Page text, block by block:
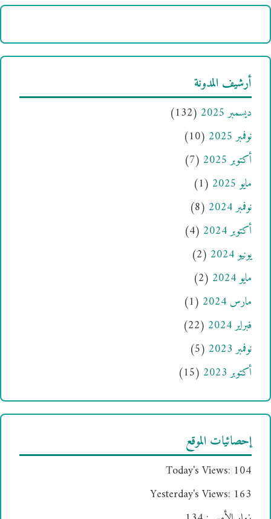
أرشيف المدونة
ديسمبر 2025
(132)
نوفمبر 2025
(10)
أكتوبر 2025
(7)
مايو 2025
(1)
نوفمبر 2024
(8)
أكتوبر 2024
(4)
يونيو 2024
(2)
مايو 2024
(2)
مارس 2024
(1)
فبراير 2024
(22)
نوفمبر 2023
(5)
أكتوبر 2023
(15)
إحصائيات الموقع
Today's Views: 104
Yesterday's Views: 163